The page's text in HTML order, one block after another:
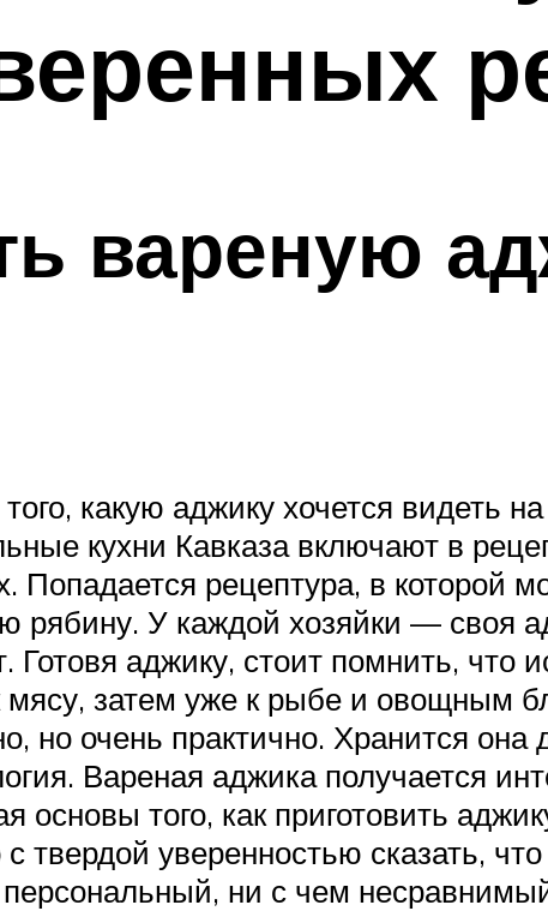
вареную
какую аджику хочется видеть
кухни Кавказа включают в
Попадается рецептура, в которой
рябину. У каждой хозяйки — своя
аджику, стоит помнить, что
мясу, затем уже к рыбе и овощным
но очень практично. Хранится она
Вареная аджика получается
основы того, как приготовить
твердой уверенностью сказать,
ни с чем